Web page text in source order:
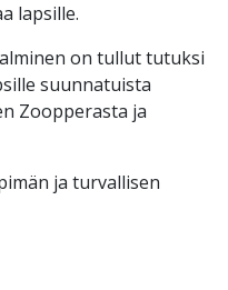
lapsille.
on tullut tutuksi
suunnatuista
Zoopperasta ja
ja turvallisen